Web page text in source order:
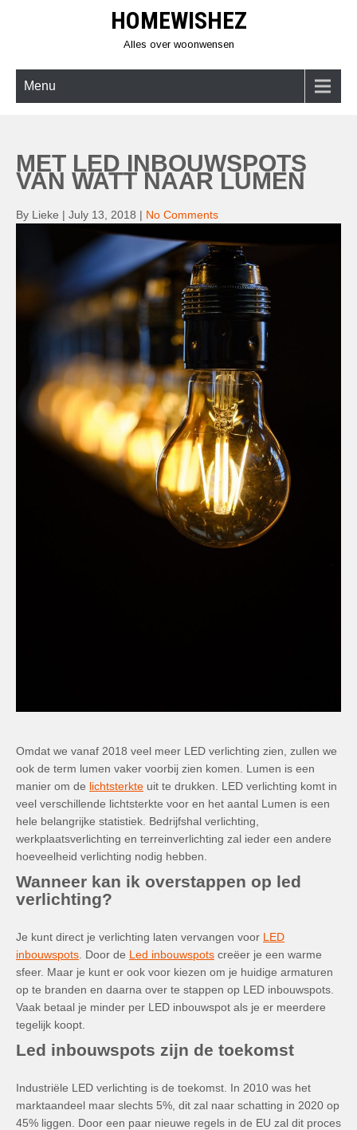
HOMEWISHEZ
Alles over woonwensen
Menu
MET LED INBOUWSPOTS
VAN WATT NAAR LUMEN
By Lieke | July 13, 2018 | No Comments
Omdat we vanaf 2018 veel meer LED verlichting zien, zullen we
ook de term lumen vaker voorbij zien komen. Lumen is een
manier om de lichtsterkte uit te drukken. LED verlichting komt in
veel verschillende lichtsterkte voor en het aantal Lumen is een
hele belangrijke statistiek. Bedrijfshal verlichting,
werkplaatsverlichting en terreinverlichting zal ieder een andere
hoeveelheid verlichting nodig hebben.
Wanneer kan ik overstappen op led
verlichting?
Je kunt direct je verlichting laten vervangen voor LED
inbouwspots . Door de Led inbouwspots creëer je een warme
sfeer. Maar je kunt er ook voor kiezen om je huidige armaturen
op te branden en daarna over te stappen op LED inbouwspots.
Vaak betaal je minder per LED inbouwspot als je er meerdere
tegelijk koopt.
Led inbouwspots zijn de toekomst
Industriële LED verlichting is de toekomst. In 2010 was het
marktaandeel maar slechts 5%, dit zal naar schatting in 2020 op
45% liggen. Door een paar nieuwe regels in de EU zal dit proces